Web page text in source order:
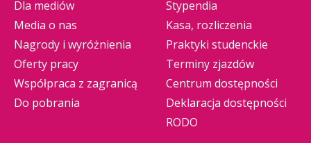
Dla mediów
Media o nas
Nagrody i wyróżnienia
Oferty pracy
Współpraca z zagranicą
Do pobrania
Stypendia
Kasa, rozliczenia
Praktyki studenckie
Terminy zjazdów
Centrum dostępności
Deklaracja dostępności
RODO